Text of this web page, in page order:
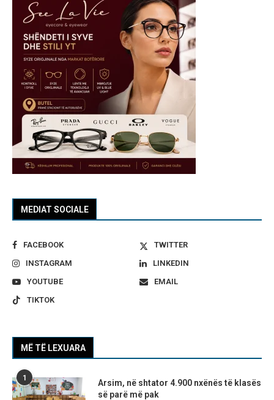
MEDIAT SOCIALE
FACEBOOK
TWITTER
INSTAGRAM
LINKEDIN
YOUTUBE
EMAIL
TIKTOK
MË TË LEXUARA
1
Arsim, në shtator 4.900 nxënës të klasës
së parë më pak